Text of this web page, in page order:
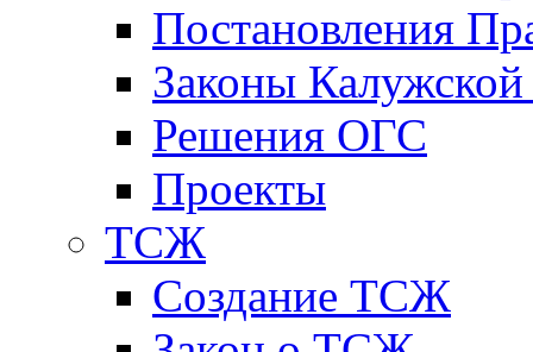
Постановления
Законы Калужской
Решения ОГС
Проекты
ТСЖ
Создание ТСЖ